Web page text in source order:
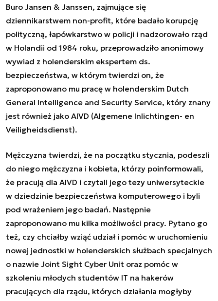
Buro Jansen & Janssen, zajmujące się
dziennikarstwem non-profit, które badało korupcję
polityczną, łapówkarstwo w policji i nadzorowało rząd
w Holandii od 1984 roku, przeprowadziło anonimowy
wywiad z holenderskim ekspertem ds.
bezpieczeństwa, w którym twierdzi on, że
zaproponowano mu pracę w holenderskim Dutch
General Intelligence and Security Service, który znany
jest również jako AIVD (Algemene Inlichtingen- en
Veiligheidsdienst).
Mężczyzna twierdzi, że na początku stycznia, podeszli
do niego mężczyzna i kobieta, którzy poinformowali,
że pracują dla AIVD i czytali jego tezy uniwersyteckie
w dziedzinie bezpieczeństwa komputerowego i byli
pod wrażeniem jego badań. Następnie
zaproponowano mu kilka możliwości pracy. Pytano go
też, czy chciałby wziąć udział i pomóc w uruchomieniu
nowej jednostki w holenderskich służbach specjalnych
o nazwie Joint Sight Cyber Unit oraz pomóc w
szkoleniu młodych studentów IT na hakerów
pracujących dla rządu, których działania mogłyby